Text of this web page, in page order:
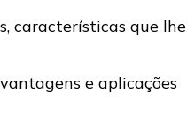
características que lhe
e aplicações